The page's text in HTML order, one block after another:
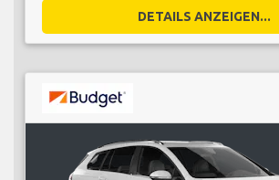
DETAILS ANZEIGEN...